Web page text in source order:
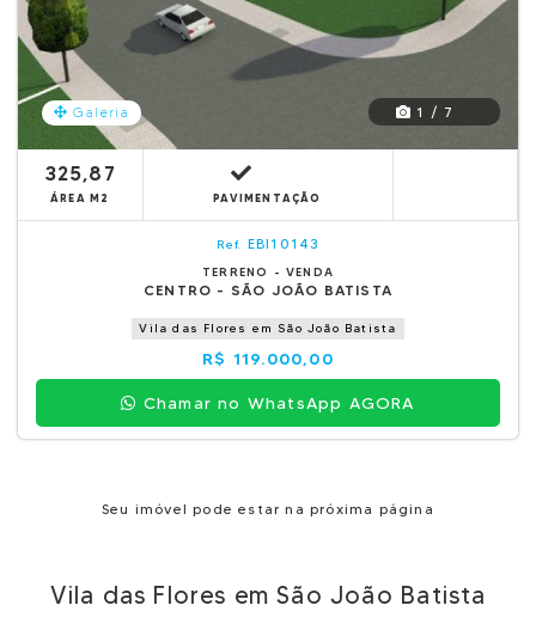
Galeria 1 / 7
325,87
ÁREA M2 PAVIMENTAÇÃO
Ref. EBI10143
TERRENO - VENDA
CENTRO - SÃO JOÃO BATISTA
Vila das Flores em São João Batista
R$ 119.000,00
Chamar no WhatsApp AGORA
Seu imóvel pode estar na próxima página
Vila das Flores em São João Batista